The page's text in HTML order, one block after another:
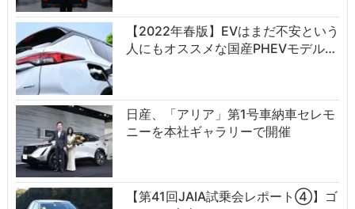
【2022年春版】EVはまだ不安という
人にもオススメな国産PHEVモデル…
日産、「アリア」第1号車納車セレモ
ニーを本社ギャラリーで開催
【第41回JAIA試乗会レポート④】ゴ